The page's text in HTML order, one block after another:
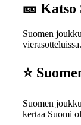
🎫 Katso
Suomen
⭐
Suomen
kertaa Suomi